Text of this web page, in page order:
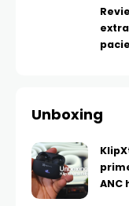
Unboxing
ANC